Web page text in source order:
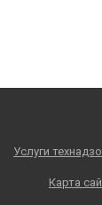
Услуги
Карта